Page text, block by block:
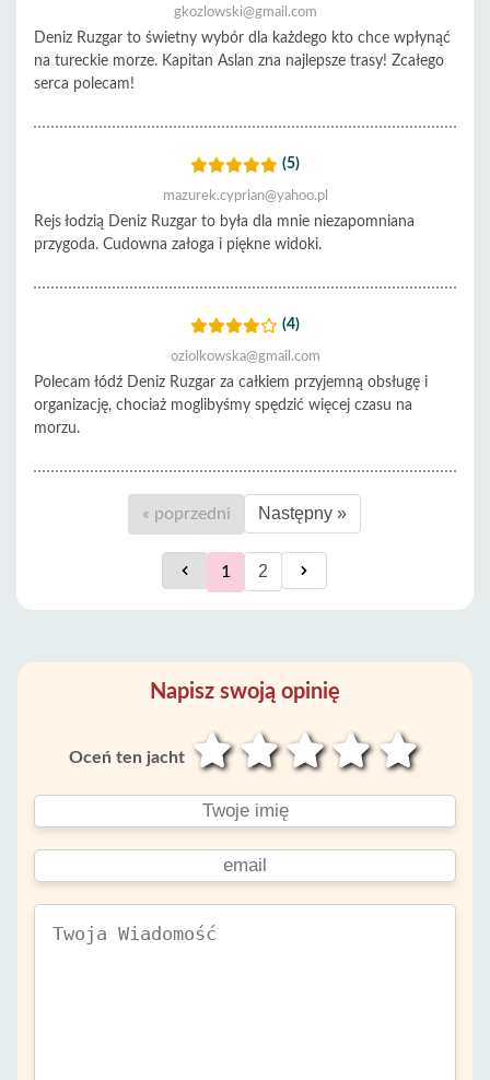
gkozlowski@gmail.com
Deniz Ruzgar to świetny wybór dla każdego kto chce wpłynąć
na tureckie morze. Kapitan Aslan zna najlepsze trasy! Zcałego
serca polecam!
(5)
mazurek.cyprian@yahoo.pl
Rejs łodzią Deniz Ruzgar to była dla mnie niezapomniana
przygoda. Cudowna załoga i piękne widoki.
(4)
oziolkowska@gmail.com
Polecam łódź Deniz Ruzgar za całkiem przyjemną obsługę i
organizację, chociaż moglibyśmy spędzić więcej czasu na
morzu.
« poprzedni Następny »
1 2
Napisz swoją opinię
Oceń ten jacht